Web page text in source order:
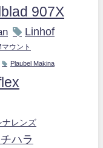
907X
Linhof
マウント
Plaubel Makina
ナレンズ
ハラ